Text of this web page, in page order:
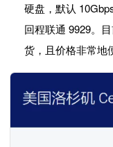
硬盘，默认
回程联通 9929。
货，且价格非常地